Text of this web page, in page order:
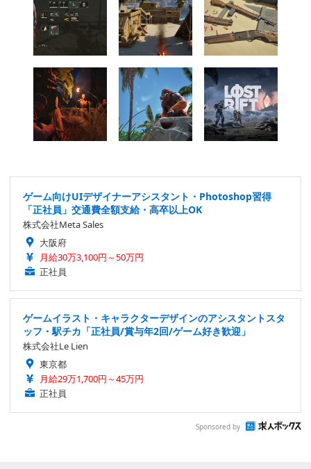
ゲーム向けUIデザイナーアシスタント・Photoshop習得
「正社員」交通費全額支給・高卒以上OK
株式会社Meta Sales
大阪府
月給30万3,100円～50万円
正社員
ゲームイラスト・キャラクターデザインのアシスタントスタ
ッフ・駅チカ「正社員/賞与年2回/ゲーム好き歓迎」
株式会社Le Lien
東京都
月給29万1,700円～45万円
正社員
Sponsored by